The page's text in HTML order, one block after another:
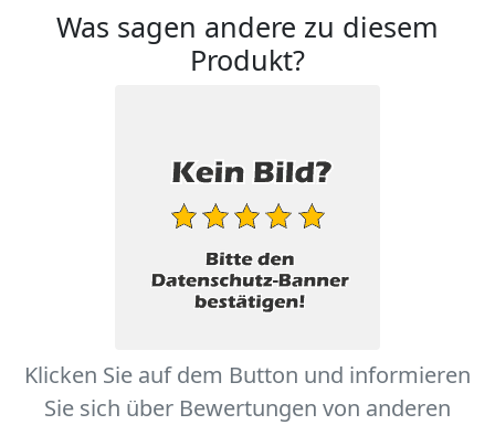
Was sagen andere zu diesem
Produkt?
Klicken Sie auf dem Button und informieren
Sie sich über Bewertungen von anderen